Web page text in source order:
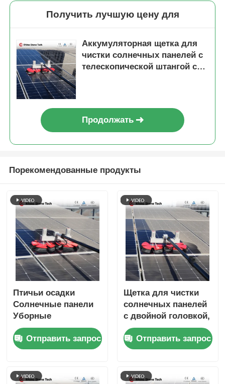
Получить лучшую цену для
Аккумуляторная щетка для
чистки солнечных панелей с
телескопической штангой с
Продолжать
Порекомендованные продукты
Птичьи осадки
Солнечные панели
Уборные
инструменты Ручная
очистная машина
Водная щетка
Отправить запрос
Щетка для чистки
солнечных панелей
с двойной головкой,
работающая от
электричества, с
телескопической
воды
Отправить запрос